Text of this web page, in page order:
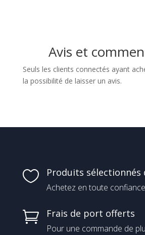
Avis et
Seuls les clients connectés ayant
la possibilité de laisser un avis.
 Produits sélectionnés
Achetez en toute confiance
 Frais de port offerts
Pour une commande de